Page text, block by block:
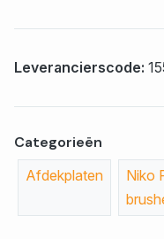
Leverancierscode:
Categorieën
Afdekplaten
Niko